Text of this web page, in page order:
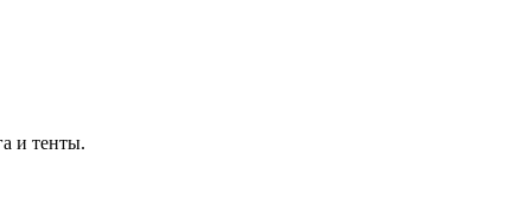
и тенты.